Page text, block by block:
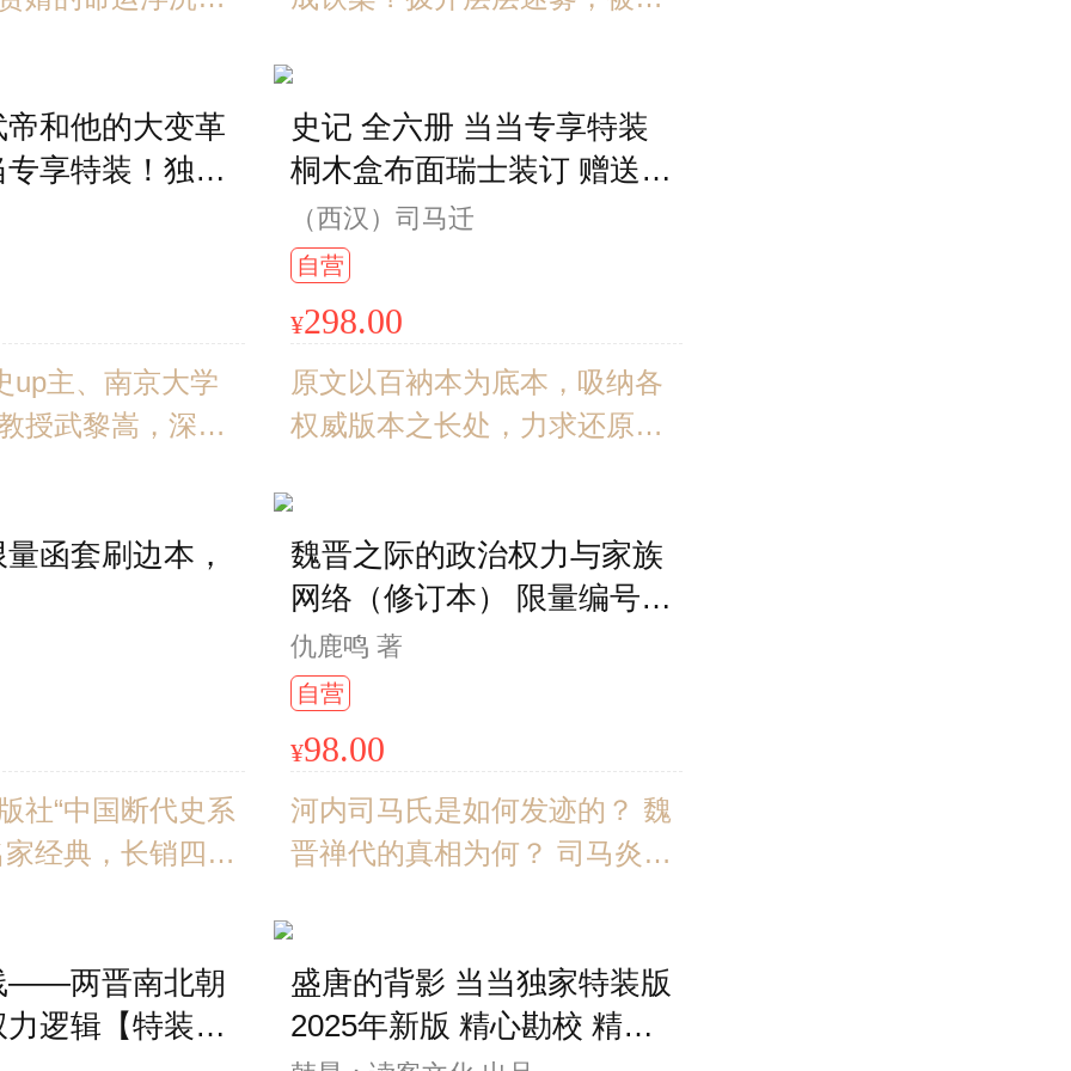
严，都要重新标
存存推荐，常建
和他的大变革
享特装！独家
up主、南京大学
授武黎嵩，深刻
师征伐，天下不
史记 全六册 当当专享特装
桐木盒布面瑞士装订 赠送人
物索引别册+黄铜书签 史记
研究会副会长俞樟华亲译本
（西汉）司马迁
自营
¥298.00
原文以百衲本为底本，吸纳各
权威版本之长处，力求还原文
础上，融入古今《史记》研究
成果，并通过多次编校润色，
为读者呈现更好读、好懂的译
本。
函套刷边本，
社“中国断代史系
经典，长销四十
魏晋之际的政治权力与家族
网络（修订本） 限量编号喷
绘版（附赠“水陆攻战图”藏
书票一张、“马上好”古铜色
仇鹿鸣 著
自营
¥98.00
河内司马氏是如何发迹的？ 魏
晋禅代的真相为何？ 司马炎为
权为何短促而亡？ 这一系列疑
问的答案，或许都可以从本书
中找到。
——两晋南北朝
逻辑【特装珍
盛唐的背影 当当独家特装版
2025年新版 精心勘校 精装